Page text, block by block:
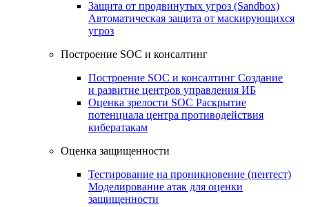
Защита от продвинутых угроз (Sandbox)
Автоматическая защита от маскирующихся
угроз
Построение SOC и консалтинг
Построение SOC и консалтинг Создание
и развитие центров управления ИБ
Оценка зрелости SOC Раскрытие
потенциала центра противодействия
кибератакам
Оценка защищенности
Тестирование на проникновение (пентест)
Моделирование атак для оценки
защищенности